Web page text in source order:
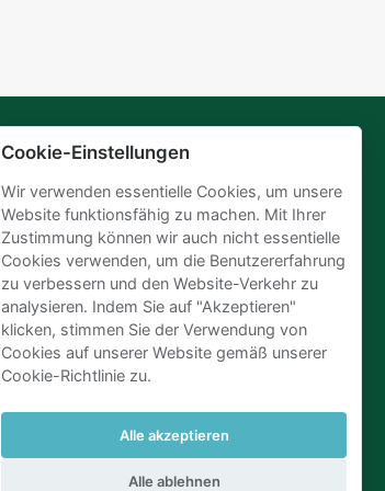
Cookie-Einstellungen
Wir verwenden essentielle Cookies, um unsere
Website funktionsfähig zu machen. Mit Ihrer
Zustimmung können wir auch nicht essentielle
Cookies verwenden, um die Benutzererfahrung
zu verbessern und den Website-Verkehr zu
analysieren. Indem Sie auf "Akzeptieren"
klicken, stimmen Sie der Verwendung von
Cookies auf unserer Website gemäß unserer
Cookie-Richtlinie zu.
Alle akzeptieren
Alle ablehnen
Parkplatz vermieten
Für Unternehmen
Verbessern Sie Ihre SDGs
Business-Blog